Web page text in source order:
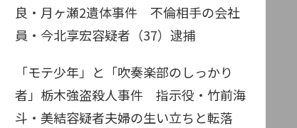
良・月ヶ瀬2遺体事件 不倫相手の会社
員・今北享宏容疑者（37）逮捕
「モテ少年」と「吹奏楽部のしっかり
者」栃木強盗殺人事件 指示役・竹前海
斗・美結容疑者夫婦の生い立ちと転落